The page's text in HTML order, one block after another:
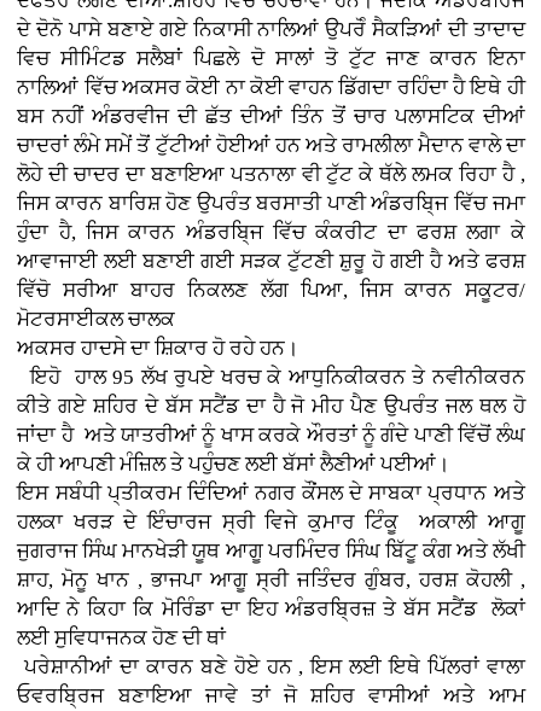
ਦੇ ਦੋਨੋ ਪਾਸੇ ਬਣਾਏ ਗਏ ਨਿਕਾਸੀ ਨਾਲਿਆਂ ਉਪਰੋੰ ਸੈਕੜਿਆਂ ਦੀ ਤਾਦਾਦ
ਵਿਚ ਸੀਮਿੰਟਡ ਸਲੈਬਾਂ ਪਿਛਲੇ ਦੋ ਸਾਲਾਂ ਤੋ ਟੁੱਟ ਜਾਣ ਕਾਰਨ ਇਨਾ
ਨਾਲਿਆਂ ਵਿੱਚ ਅਕਸਰ ਕੋਈ ਨਾ ਕੋਈ ਵਾਹਨ ਡਿੱਗਦਾ ਰਹਿੰਦਾ ਹੈ ਇਥੇ ਹੀ
ਬਸ ਨਹੀਂ ਅੰਡਰਵੀਜ ਦੀ ਛੱਤ ਦੀਆਂ ਤਿੰਨ ਤੋਂ ਚਾਰ ਪਲਾਸਟਿਕ ਦੀਆਂ
ਚਾਦਰਾਂ ਲੰਮੇ ਸਮੇਂ ਤੋਂ ਟੁੱਟੀਆਂ ਹੋਈਆਂ ਹਨ ਅਤੇ ਰਾਮਲੀਲਾ ਮੈਦਾਨ ਵਾਲੇ ਦਾ
ਲੋਹੇ ਦੀ ਚਾਦਰ ਦਾ ਬਣਾਇਆ ਪਤਨਾਲਾ ਵੀ ਟੁੱਟ ਕੇ ਥੱਲੇ ਲਮਕ ਰਿਹਾ ਹੈ ,
ਜਿਸ ਕਾਰਨ ਬਾਰਿਸ਼ ਹੋਣ ਉਪਰੰਤ ਬਰਸਾਤੀ ਪਾਣੀ ਅੰਡਰਬਿ੍ਜ ਵਿੱਚ ਜਮਾ
ਹੁੰਦਾ ਹੈ, ਜਿਸ ਕਾਰਨ ਅੰਡਰਬਿ੍ਜ ਵਿੱਚ ਕੰਕਰੀਟ ਦਾ ਫਰਸ਼ ਲਗਾ ਕੇ
ਆਵਾਜਾਈ ਲਈ ਬਣਾਈ ਗਈ ਸੜਕ ਟੁੱਟਣੀ ਸ਼ੁਰੂ ਹੋ ਗਈ ਹੈ ਅਤੇ ਫਰਸ਼
ਵਿੱਚੋ ਸਰੀਆ ਬਾਹਰ ਨਿਕਲਣ ਲੱਗ ਪਿਆ, ਜਿਸ ਕਾਰਨ ਸਕੂਟਰ/
ਮੋਟਰਸਾਈਕਲ ਚਾਲਕ
ਅਕਸਰ ਹਾਦਸੇ ਦਾ ਸ਼ਿਕਾਰ ਹੋ ਰਹੇ ਹਨ।
ਇਹੋ ਹਾਲ 95 ਲੱਖ ਰੁਪਏ ਖਰਚ ਕੇ ਆਧੁਨਿਕੀਕਰਨ ਤੇ ਨਵੀਨੀਕਰਨ
ਕੀਤੇ ਗਏ ਸ਼ਹਿਰ ਦੇ ਬੱਸ ਸਟੈਂਡ ਦਾ ਹੈ ਜੋ ਮੀਹ ਪੈਣ ਉਪਰੰਤ ਜਲ ਥਲ ਹੋ
ਜਾਂਦਾ ਹੈ ਅਤੇ ਯਾਤਰੀਆਂ ਨੂੰ ਖਾਸ ਕਰਕੇ ਔਰਤਾਂ ਨੂੰ ਗੰਦੇ ਪਾਣੀ ਵਿੱਚੋਂ ਲੰਘ
ਕੇ ਹੀ ਆਪਣੀ ਮੰਜ਼ਿਲ ਤੇ ਪਹੁੰਚਣ ਲਈ ਬੱਸਾਂ ਲੈਣੀਆਂ ਪਈਆਂ।
ਇਸ ਸਬੰਧੀ ਪ੍ਤੀਕਰਮ ਦਿੰਦਿਆਂ ਨਗਰ ਕੌਂਸਲ ਦੇ ਸਾਬਕਾ ਪ੍ਰਧਾਨ ਅਤੇ
ਹਲਕਾ ਖਰੜ ਦੇ ਇੰਚਾਰਜ ਸ੍ਰੀ ਵਿਜੇ ਕੁਮਾਰ ਟਿੰਕੂ ਅਕਾਲੀ ਆਗੂ
ਜੁਗਰਾਜ ਸਿੰਘ ਮਾਨਖੇੜੀ ਯੂਥ ਆਗੂ ਪਰਮਿੰਦਰ ਸਿੰਘ ਬਿੱਟੂ ਕੰਗ ਅਤੇ ਲੱਖੀ
ਸ਼ਾਹ, ਮੋਨੂ ਖਾਨ , ਭਾਜਪਾ ਆਗੂ ਸ੍ਰੀ ਜਤਿੰਦਰ ਗੁੰਬਰ, ਹਰਸ਼ ਕੋਹਲੀ ,
ਆਦਿ ਨੇ ਕਿਹਾ ਕਿ ਮੋਰਿੰਡਾ ਦਾ ਇਹ ਅੰਡਰਬ੍ਰਿਜ਼ ਤੇ ਬੱਸ ਸਟੈਂਡ ਲੋਕਾਂ
ਲਈ ਸੁਵਿਧਾਜਨਕ ਹੋਣ ਦੀ ਥਾਂ
ਪਰੇਸ਼ਾਨੀਆਂ ਦਾ ਕਾਰਨ ਬਣੇ ਹੋਏ ਹਨ , ਇਸ ਲਈ ਇਥੇ ਪਿੱਲਰਾਂ ਵਾਲਾ
ਓਵਰਬ੍ਰਿਜ ਬਣਾਇਆ ਜਾਵੇ ਤਾਂ ਜੋ ਸ਼ਹਿਰ ਵਾਸੀਆਂ ਅਤੇ ਆਮ